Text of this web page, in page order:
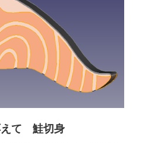
えて 鮭切身